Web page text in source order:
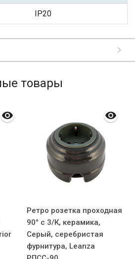
IP20
товары
Ретро розетка проходная
90° с 3/К, керамика,
Серый, серебристая
фурнитура, Leanza